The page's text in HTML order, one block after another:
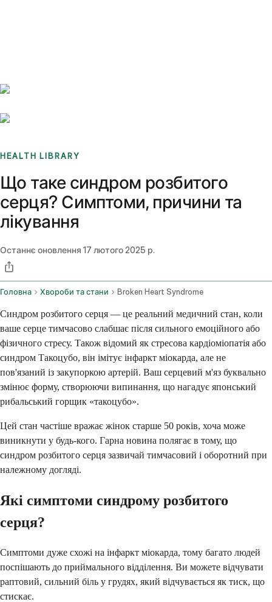
HEALTH LIBRARY
Що таке синдром розбитого
серця? Симптоми, причини та
лікування
Останнє оновлення 17 лютого 2025 р.
Головна Хвороби та стани Broken Heart Syndrome
Синдром розбитого серця — це реальний медичний стан, коли
ваше серце тимчасово слабшає після сильного емоційного або
фізичного стресу. Також відомий як стресова кардіоміопатія або
синдром Такоцубо, він імітує інфаркт міокарда, але не
пов'язаний із закупоркою артерій. Ваш серцевий м'яз буквально
змінює форму, створюючи випинання, що нагадує японський
рибальський горщик «такоцубо».
Цей стан частіше вражає жінок старше 50 років, хоча може
виникнути у будь-кого. Гарна новина полягає в тому, що
синдром розбитого серця зазвичай тимчасовий і оборотний при
належному догляді.
Які симптоми синдрому розбитого
серця?
Симптоми дуже схожі на інфаркт міокарда, тому багато людей
поспішають до приймального відділення. Ви можете відчувати
раптовий, сильний біль у грудях, який відчувається як тиск, що
стискає.